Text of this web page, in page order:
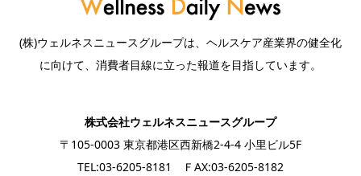
(株)ウェルネスニュースグループは、ヘルスケア産業界の健全化
に向けて、消費者目線に立った報道を目指しています。
株式会社ウェルネスニュースグループ
〒105-0003 東京都港区西新橋2-4-4 小里ビル5F
TEL:03-6205-8181 ＦAX:03-6205-8182